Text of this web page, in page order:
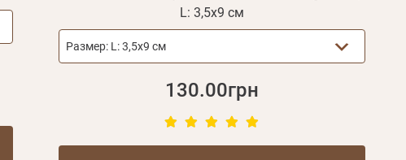
L: 3,5х9 см
Размер: L: 3,5х9 см
130.00грн